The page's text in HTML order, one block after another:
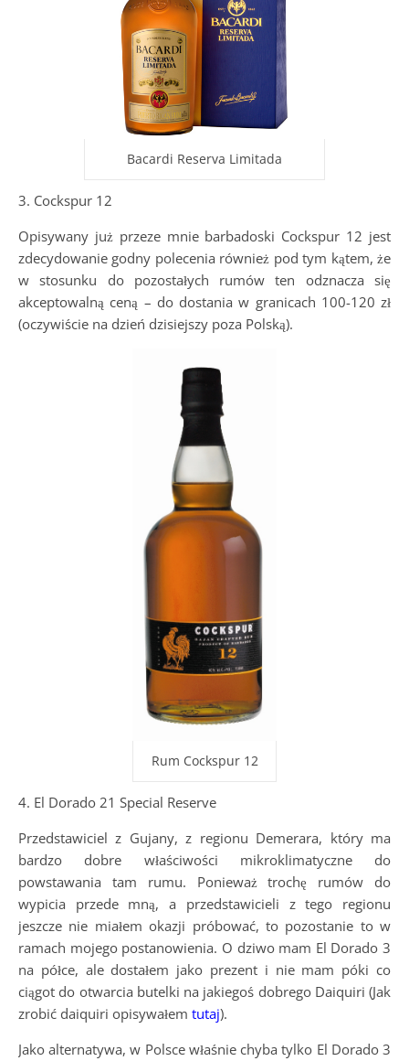
Bacardi Reserva Limitada
3. Cockspur 12
Opisywany już przeze mnie barbadoski Cockspur 12 jest
zdecydowanie godny polecenia również pod tym kątem, że
w stosunku do pozostałych rumów ten odznacza się
akceptowalną ceną – do dostania w granicach 100-120 zł
(oczywiście na dzień dzisiejszy poza Polską).
Rum Cockspur 12
4. El Dorado 21 Special Reserve
Przedstawiciel z Gujany, z regionu Demerara, który ma
bardzo dobre właściwości mikroklimatyczne do
powstawania tam rumu. Ponieważ trochę rumów do
wypicia przede mną, a przedstawicieli z tego regionu
jeszcze nie miałem okazji próbować, to pozostanie to w
ramach mojego postanowienia. O dziwo mam El Dorado 3
na półce, ale dostałem jako prezent i nie mam póki co
ciągot do otwarcia butelki na jakiegoś dobrego Daiquiri (Jak
zrobić daiquiri opisywałem tutaj).
Jako alternatywa, w Polsce właśnie chyba tylko El Dorado 3